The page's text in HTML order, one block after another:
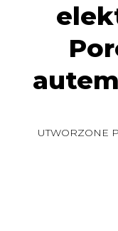
UTWORZONE